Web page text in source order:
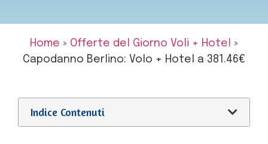
Home » Offerte del Giorno Voli + Hotel
»
Capodanno Berlino: Volo + Hotel a 381.46€
Indice Contenuti